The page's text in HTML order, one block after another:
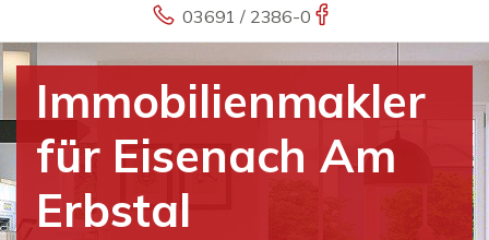
03691 / 2386-0
Immobilienmakler
für Eisenach Am
Erbstal